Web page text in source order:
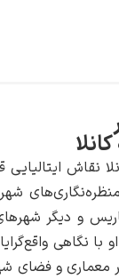
ایتالیایی قرن
شهری،
شهرهای
واقع‌گرایانه،
و فضای شهری،